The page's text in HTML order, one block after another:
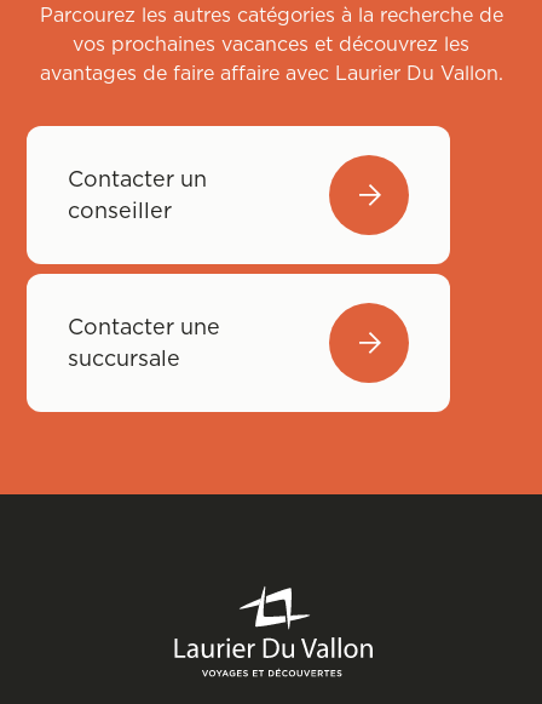
Parcourez les autres catégories à la recherche de
vos prochaines vacances et découvrez les
avantages de faire affaire avec Laurier Du Vallon.
Contacter un
conseiller
Contacter une
succursale